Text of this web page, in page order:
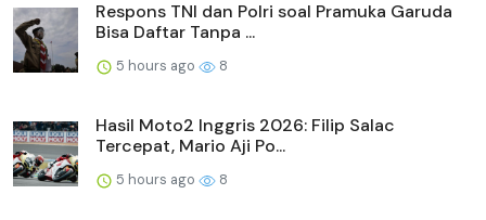
Respons TNI dan Polri soal Pramuka Garuda
Bisa Daftar Tanpa ...
5 hours ago 8
Hasil Moto2 Inggris 2026: Filip Salac
Tercepat, Mario Aji Po...
5 hours ago 8